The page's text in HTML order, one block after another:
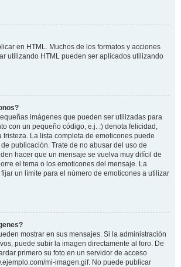
en HTML. Muchos de los formatos y acciones
utilizando HTML pueden ser aplicados utilizando
imágenes que pueden ser utilizadas para
con un pequeño código, e.j. :) denota felicidad,
tristeza. La lista completa de emoticones puede
publicación. Trate de no abusar del uso de
hacer que un mensaje se vuelva muy difícil de
el tema o los emoticones del mensaje. La
un límite para el número de emoticones a utilizar
mostrar en sus mensajes. Si la administración
puede subir la imagen directamente al foro. De
primero su foto en un servidor de acceso
mi-imagen.gif. No puede publicar